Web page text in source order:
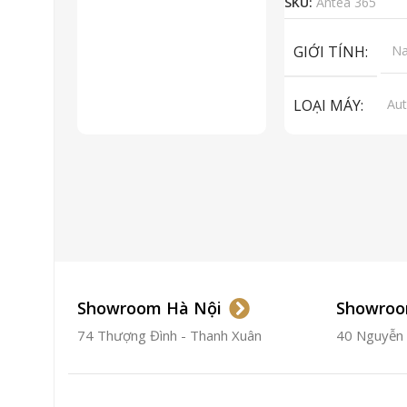
GIỚI TÍNH
LOẠI MÁY
CHẤT LIỆU VỎ
Showroom Hà Nội
74 Thượng Đình - Thanh Xuân 40